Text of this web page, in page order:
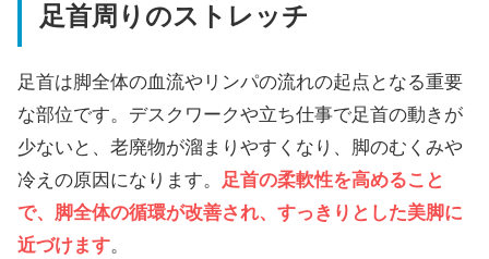
足首周りのストレッチ
足首は脚全体の血流やリンパの流れの起点となる重要
な部位です。デスクワークや立ち仕事で足首の動きが
少ないと、老廃物が溜まりやすくなり、脚のむくみや
冷えの原因になります。 足首の柔軟性を高めること
で、脚全体の循環が改善され、すっきりとした美脚に
近づけます。